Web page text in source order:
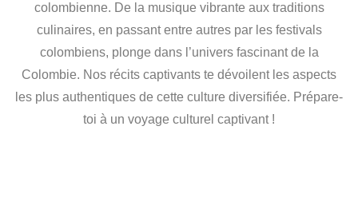
colombienne. De la musique vibrante aux traditions
culinaires, en passant entre autres par les festivals
colombiens, plonge dans l’univers fascinant de la
Colombie. Nos récits captivants te dévoilent les aspects
les plus authentiques de cette culture diversifiée. Prépare-
toi à un voyage culturel captivant !